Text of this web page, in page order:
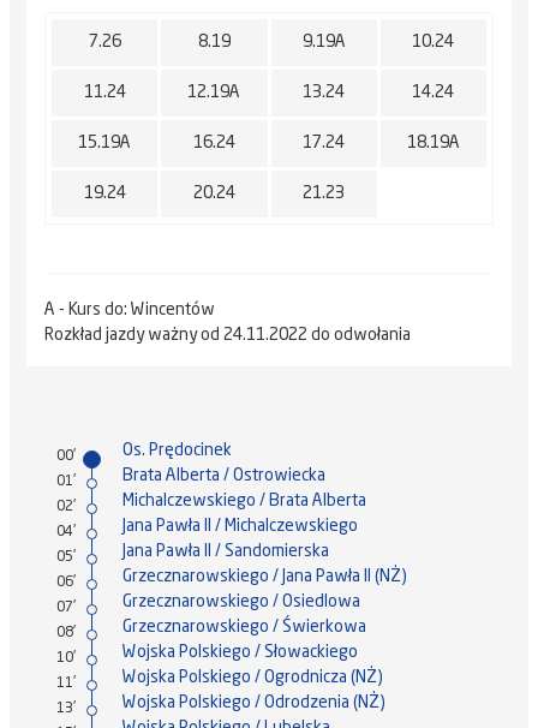
7.26 8.19 9.19A 10.24
11.24 12.19A 13.24 14.24
15.19A 16.24 17.24 18.19A
19.24 20.24 21.23
A - Kurs do: Wincentów
Rozkład jazdy ważny od 24.11.2022 do odwołania
00' Os. Prędocinek
01' Brata Alberta / Ostrowiecka
02' Michalczewskiego / Brata Alberta
04' Jana Pawła II / Michalczewskiego
05' Jana Pawła II / Sandomierska
06' Grzecznarowskiego / Jana Pawła II (NŻ)
07' Grzecznarowskiego / Osiedlowa
08' Grzecznarowskiego / Świerkowa
10' Wojska Polskiego / Słowackiego
11' Wojska Polskiego / Ogrodnicza (NŻ)
13' Wojska Polskiego / Odrodzenia (NŻ)